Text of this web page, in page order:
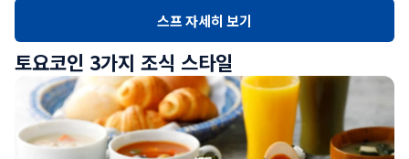
스프 자세히 보기
토요코인 3가지 조식 스타일